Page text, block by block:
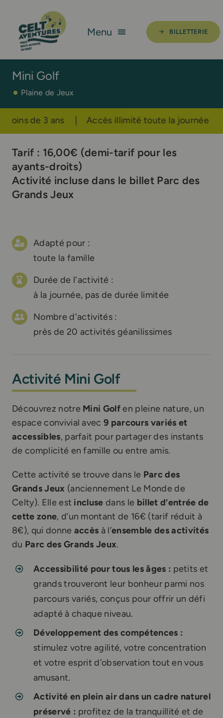
content
Menu
PARC AVENTURES
OFFRES GROUPES
FAQ
BILLETTERIE
Mini Golf
Plaine de Jeux
illimité toute la journée | Un seul billet
Tarif : 16,00€ (demi-tarif pour les
ayants-droits)
Activité incluse dans le billet Parc des
Grands Jeux
Adapté pour :
toute la famille
Durée de l'activité :
à la journée, pas de durée limitée
Nombre d'activités :
près de 20 activités géanilissimes
Activité Mini Golf
Découvrez notre Mini Golfen pleine nature, un
espace convivial avec9 parcours variés et
accessibles, parfait pour partager des instants
de complicité en famille ou entre amis.
Cette activité se trouve dans le Parc des
Grands Jeux (anciennement Le Monde de
Celty). Elle est incluse dans le billet d’entrée de
cette zone, d’un montant de 16€ (tarif réduit à
8€), qui donne accès à l’ensemble des activités
du Parc des Grands Jeux.
Accessibilité pour tous les âges : petits et
grands trouveront leur bonheur parmi nos
parcours variés, conçus pour offrir un défi
adapté à chaque niveau.
Développement des compétences :
stimulez votre agilité, votre concentration
et votre esprit d’observation tout en vous
amusant.
Activité en plein air dans un cadre naturel
préservé : profitez de la tranquillité et de